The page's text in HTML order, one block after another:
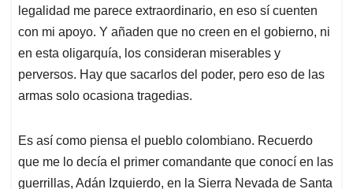
legalidad me parece extraordinario, en eso sí cuenten
con mi apoyo. Y añaden que no creen en el gobierno, ni
en esta oligarquía, los consideran miserables y
perversos. Hay que sacarlos del poder, pero eso de las
armas solo ocasiona tragedias.
Es así como piensa el pueblo colombiano. Recuerdo
que me lo decía el primer comandante que conocí en las
guerrillas, Adán Izquierdo, en la Sierra Nevada de Santa